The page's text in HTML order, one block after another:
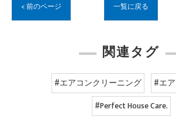
< 前のページ 一覧に戻る
関連タグ
#エアコンクリーニング
#エ
#Perfect House Care.